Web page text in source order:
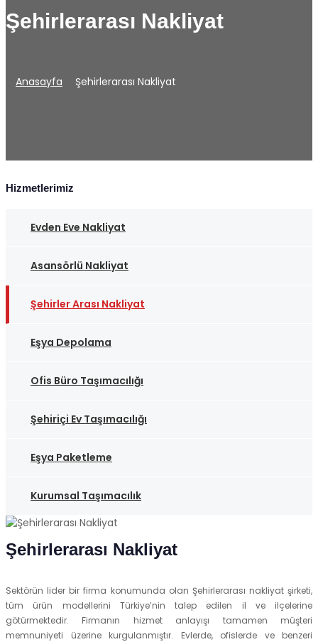
Şehirlerarası Nakliyat
Anasayfa Şehirlerarası Nakliyat
Hizmetlerimiz
Evden Eve Nakliyat
Asansörlü Nakliyat
Şehirler Arası Nakliyat
Eşya Depolama
Ofis Büro Taşımacılığı
Şehiriçi Ev Taşımacılığı
Eşya Paketleme
Kurumsal Taşımacılık
Şehirlerarası Nakliyat
Sektörün lider bir firma konumunda olan Şehirlerarası nakliyat şirketi,
tüm ürün modellerini Türkiye’nin talep edilen il ve ilçelerine
götürmektedir. Firmanın hizmet anlayışı tamamen müşteri
memnuniyeti üzerine kurgulanmıştır. Evlerde, ofislerde ve benzeri